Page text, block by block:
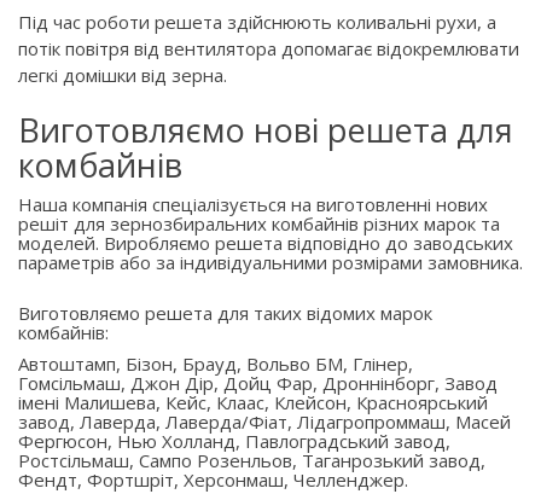
Під час роботи решета здійснюють коливальні рухи, а
потік повітря від вентилятора допомагає відокремлювати
легкі домішки від зерна.
Виготовляємо нові решета для
комбайнів
Наша компанія спеціалізується на виготовленні нових
решіт для зернозбиральних комбайнів різних марок та
моделей. Виробляємо решета відповідно до заводських
параметрів або за індивідуальними розмірами замовника.
Виготовляємо решета для таких відомих марок
комбайнів:
Автоштамп, Бізон, Брауд, Вольво БМ, Глінер,
Гомсільмаш, Джон Дір, Дойц Фар, Дроннінборг, Завод
імені Малишева, Кейс, Клаас, Клейсон, Красноярський
завод, Лаверда, Лаверда/Фіат, Лідагропроммаш, Масей
Фергюсон, Нью Холланд, Павлоградський завод,
Ростсільмаш, Сампо Розенльов, Таганрозький завод,
Фендт, Фортшріт, Херсонмаш, Челленджер.